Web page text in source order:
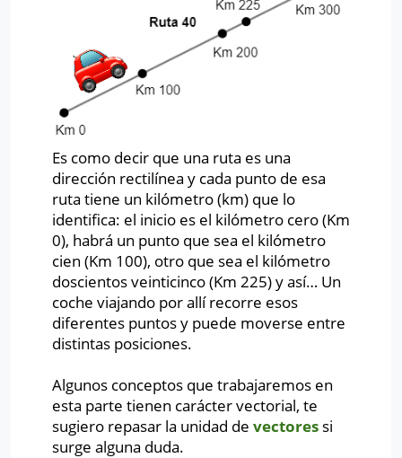
Es como decir que una ruta es una
dirección rectilínea y cada punto de esa
ruta tiene un kilómetro (km) que lo
identifica: el inicio es el kilómetro cero (Km
0), habrá un punto que sea el kilómetro
cien (Km 100), otro que sea el kilómetro
doscientos veinticinco (Km 225) y así… Un
coche viajando por allí recorre esos
diferentes puntos y puede moverse entre
distintas posiciones.
Algunos conceptos que trabajaremos en
esta parte tienen carácter vectorial, te
sugiero repasar la unidad de vectores si
surge alguna duda.